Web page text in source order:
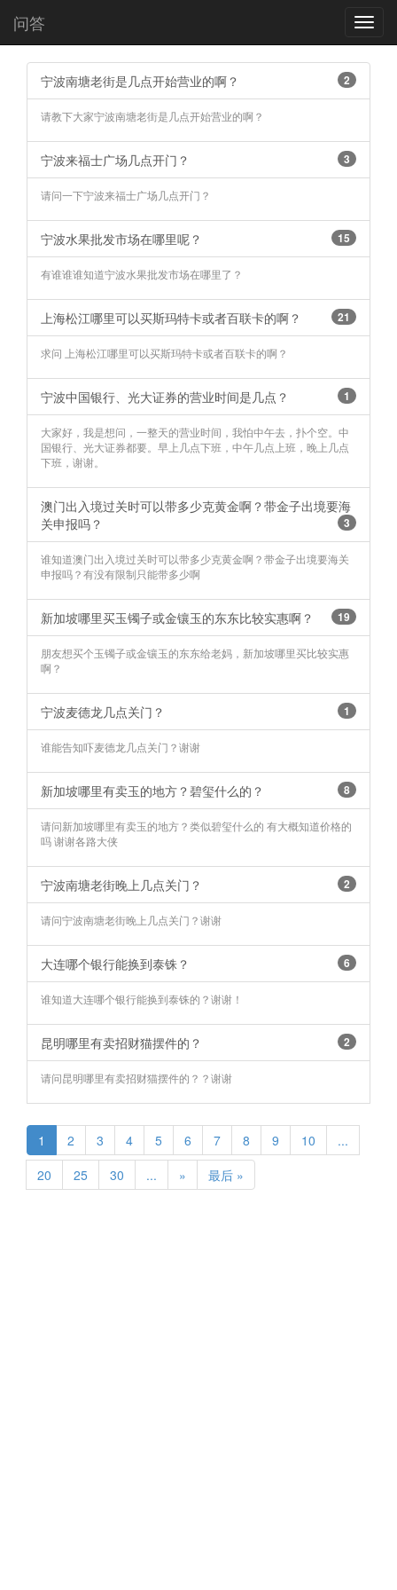
问答
宁波南塘老街是几点开始营业的啊？ 2
请教下大家宁波南塘老街是几点开始营业的啊？
宁波来福士广场几点开门？ 3
请问一下宁波来福士广场几点开门？
宁波水果批发市场在哪里呢？ 15
有谁谁谁知道宁波水果批发市场在哪里了？
上海松江哪里可以买斯玛特卡或者百联卡的啊？ 21
求问 上海松江哪里可以买斯玛特卡或者百联卡的啊？
宁波中国银行、光大证券的营业时间是几点？ 1
大家好，我是想问，一整天的营业时间，我怕中午去，扑个空。中
国银行、光大证券都要。早上几点下班，中午几点上班，晚上几点
下班，谢谢。
澳门出入境过关时可以带多少克黄金啊？带金子出境要海
关申报吗？
3
谁知道澳门出入境过关时可以带多少克黄金啊？带金子出境要海关
申报吗？有没有限制只能带多少啊
新加坡哪里买玉镯子或金镶玉的东东比较实惠啊？ 19
朋友想买个玉镯子或金镶玉的东东给老妈，新加坡哪里买比较实惠
啊？
宁波麦德龙几点关门？ 1
谁能告知吓麦德龙几点关门？谢谢
新加坡哪里有卖玉的地方？碧玺什么的？ 8
请问新加坡哪里有卖玉的地方？类似碧玺什么的 有大概知道价格的
吗 谢谢各路大侠
宁波南塘老街晚上几点关门？ 2
请问宁波南塘老街晚上几点关门？谢谢
大连哪个银行能换到泰铢？ 6
谁知道大连哪个银行能换到泰铢的？谢谢！
昆明哪里有卖招财猫摆件的？ 2
请问昆明哪里有卖招财猫摆件的？？谢谢
1 2 3 4 5 6 7 8 9 10
...
20
25 30 ... » 最后 »